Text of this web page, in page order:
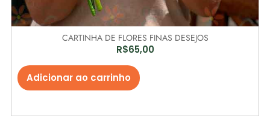
CARTINHA DE FLORES FINAS DESEJOS
R$65,00
Adicionar ao carrinho